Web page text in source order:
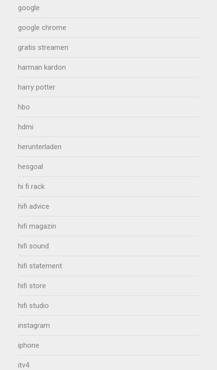
google
google chrome
gratis streamen
harman kardon
harry potter
hbo
hdmi
herunterladen
hesgoal
hi fi rack
hifi advice
hifi magazin
hifi sound
hifi statement
hifi store
hifi studio
instagram
iphone
itv4